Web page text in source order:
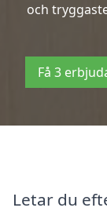
och
Få 3
Letar du